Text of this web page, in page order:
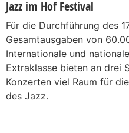
Jazz im Hof Festival
Für die Durchführung des
Gesamtausgaben von
Internationale und
Extraklasse bieten an drei
Konzerten viel Raum für
des Jazz.